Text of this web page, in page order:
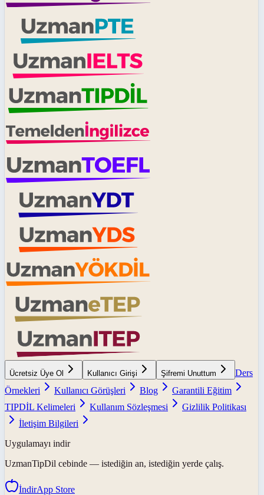
Ücretsiz Üye Ol Kullanıcı Girişi Şifremi Unuttum
Ders
Örnekleri
Kullanıcı Görüşleri Blog
Garantili Eğitim
TIPDİL Kelimeleri
Kullanım Sözleşmesi
Gizlilik Politikası
İletişim Bilgileri
Uygulamayı indir
UzmanTipDil cebinde — istediğin an, istediğin yerde çalış.
İndirApp Store